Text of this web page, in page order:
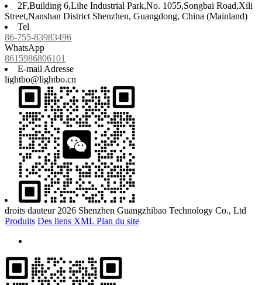
2F,Building 6,Lihe Industrial Park,No. 1055,Songbai Road,Xili
Street,Nanshan District Shenzhen, Guangdong, China (Mainland)
Tel
86-755-83983496
WhatsApp
8615986806101
E-mail Adresse
lightbo@lightbo.cn
droits dauteur 2026 Shenzhen Guangzhibao Technology Co., Ltd
Produits Des liens XML Plan du site